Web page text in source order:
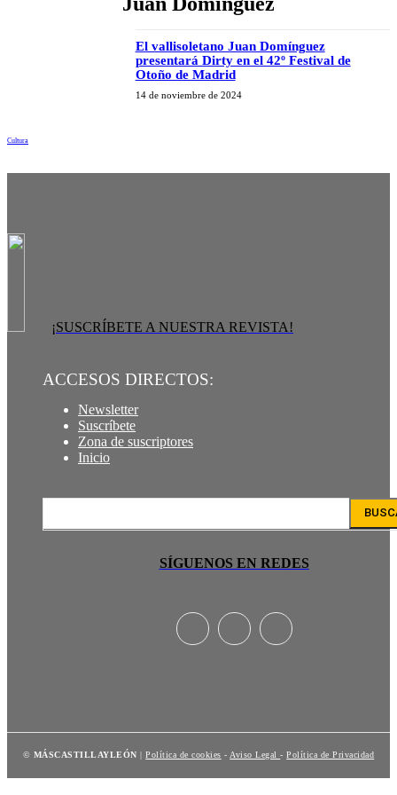
Cultura
El vallisoletano Juan Domínguez
presentará Dirty en el 42º Festival de
Otoño de Madrid
14 de noviembre de 2024
¡SUSCRÍBETE A NUESTRA REVISTA!
ACCESOS DIRECTOS:
Newsletter
Suscríbete
Zona de suscriptores
Inicio
SÍGUENOS EN REDES
© MÁSCASTILLAYLEÓN |Política de cookies -Aviso Legal-Política de Privacidad